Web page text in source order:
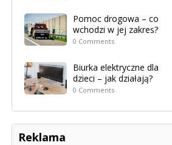
Pomoc drogowa – co
wchodzi w jej zakres?
0 Comments
Biurka elektryczne dla
dzieci – jak działają?
0 Comments
Reklama